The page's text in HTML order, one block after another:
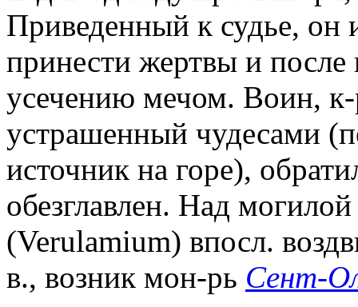
Приведенный к судье, он
принести жертвы и
усечению мечом. Воин,
устрашенный чудесами
источник на горе),
обезглавлен. Над
(Verulamium) впосл.
в., возник мон-рь Сент-